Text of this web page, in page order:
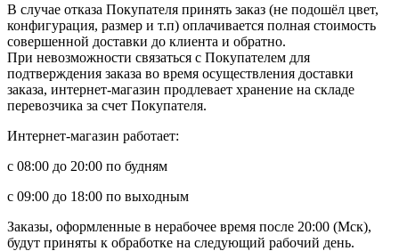
В случае отказа Покупателя принять заказ (не подошёл цвет,
конфигурация, размер и т.п) оплачивается полная стоимость
совершенной доставки до клиента и обратно.
При невозможности связаться с Покупателем для
подтверждения заказа во время осуществления доставки
заказа, интернет-магазин продлевает хранение на складе
перевозчика за счет Покупателя.
Интернет-магазин работает:
с 08:00 до 20:00 по будням
с 09:00 до 18:00 по выходным
Заказы, оформленные в нерабочее время после 20:00 (Мск),
будут приняты к обработке на следующий рабочий день.